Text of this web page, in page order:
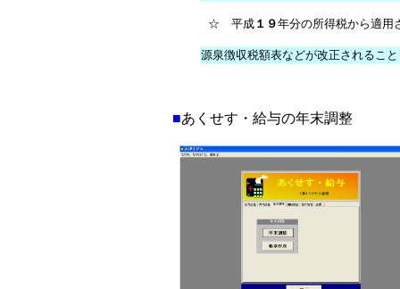
☆ 平成 １９年分の所得税から適用
源泉徴収税額表などが改正されるこ
■あくせす・給与の年末調整